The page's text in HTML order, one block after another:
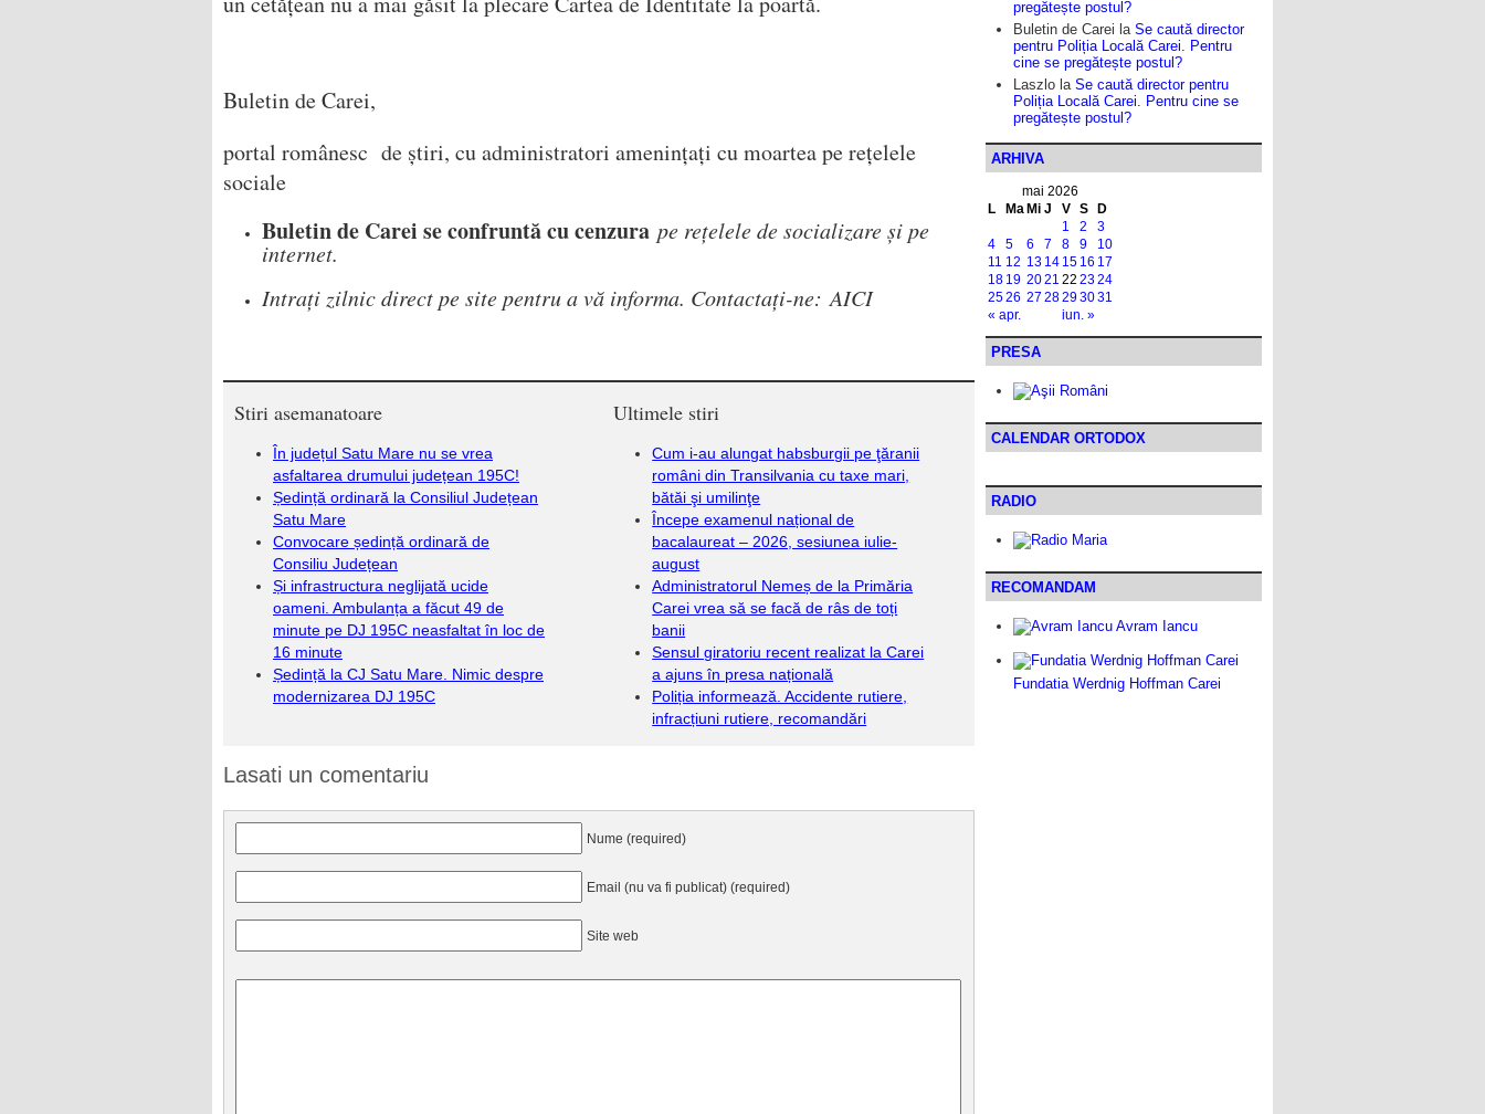
Buletin de Carei,
portal românesc de știri, cu administratori amenințați cu moartea pe rețelele
sociale
Buletin de Carei se confruntă cu cenzura pe rețelele de socializare și pe
internet.
Intrați zilnic direct pe site pentru a vă informa. Contactați-ne: AICI
Stiri asemanatoare
În județul Satu Mare nu se vrea
asfaltarea drumului județean 195C!
Ședință ordinară la Consiliul Județean
Satu Mare
Convocare ședință ordinară de
Consiliu Județean
Și infrastructura neglijată ucide
oameni. Ambulanța a făcut 49 de
minute pe DJ 195C neasfaltat în loc de
16 minute
Ședință la CJ Satu Mare. Nimic despre
modernizarea DJ 195C
Ultimele stiri
Cum i-au alungat habsburgii pe ţăranii
români din Transilvania cu taxe mari,
bătăi şi umilinţe
Începe examenul național de
bacalaureat – 2026, sesiunea iulie-
august
Administratorul Nemeș de la Primăria
Carei vrea să se facă de râs de toți
banii
Sensul giratoriu recent realizat la Carei
a ajuns în presa națională
Poliția informează. Accidente rutiere,
infracțiuni rutiere, recomandări
Lasati un comentariu
Nume (required)
Email (nu va fi publicat) (required)
Site web
pregătește postul?
Buletin de Carei la Se caută director
pentru Poliția Locală Carei. Pentru
cine se pregătește postul?
Laszlo la Se caută director pentru
Poliția Locală Carei. Pentru cine se
pregătește postul?
ARHIVA
mai 2026
L
Ma Mi J V S D
« apr. iun. »
1 2
3
4
5 6 7 8 9
10
11 12 13 14 15 16 17
18 19 2021 22 2324
2526 27 28293031
PRESA
CALENDAR ORTODOX
RADIO
RECOMANDAM
Avram Iancu
Fundatia Werdnig Hoffman Carei